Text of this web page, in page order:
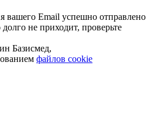
вашего Email успешно отправлено
не приходит, проверьте
Базисмед,
файлов cookie